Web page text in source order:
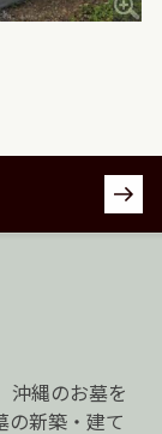
沖縄のお墓を
の新築・建て